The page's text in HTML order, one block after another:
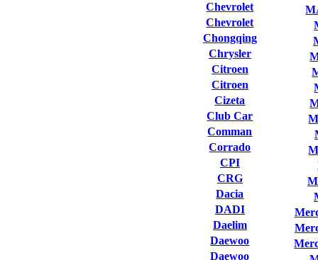
Chevrolet
Chevrolet
Chongqing
Chrysler
Citroen
Citroen
Cizeta
Club Сar
Comman
Corrado
CPI
CRG
Dacia
DADI
Daelim
Daewoo
Daewoo